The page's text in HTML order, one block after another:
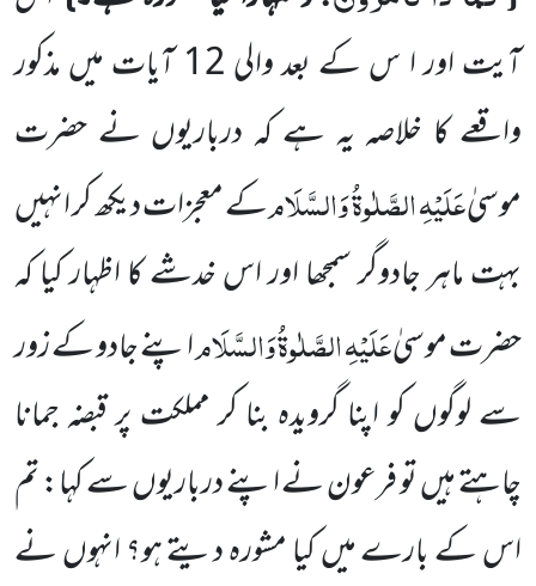
آیت اور ا س کے بعد والی12آیات میں مذکور
واقعے کا خلاصہ یہ ہےکہ درباریوں نے حضرت
موسیٰعَلَیْہِ الصَّلٰوۃُ وَالسَّلَامکے معجزات دیکھ کر انہیں
بہت ماہر جادوگر سمجھا اور اس خدشے کا اظہارکیا کہ
حضرت موسیٰعَلَیْہِ الصَّلٰوۃُ وَالسَّلَاماپنے جادو کے زور
سے لوگوں کو اپنا گرویدہ بنا کر مملکت پر قبضہ جمانا
چاہتے ہیں تو فرعون نے اپنے درباریوں سے کہا: تم
اس کے بارے میں کیا مشورہ دیتے ہو؟ انہوں نے